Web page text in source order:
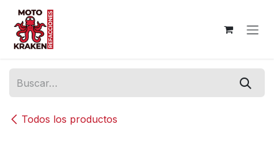
Ir al contenido
Todos los productos